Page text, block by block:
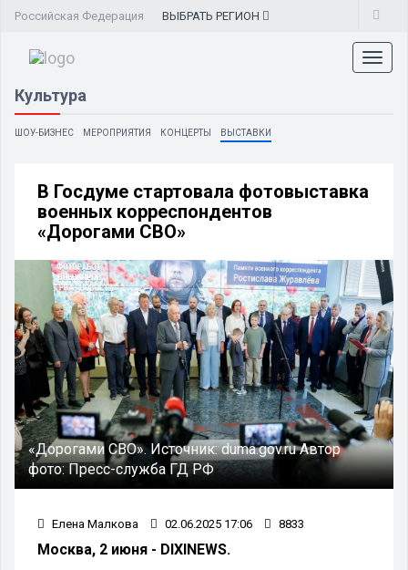
Российская Федерация ВЫБРАТЬ РЕГИОН
Культура
ШОУ-БИЗНЕС МЕРОПРИЯТИЯ КОНЦЕРТЫ ВЫСТАВКИ
В Госдуме стартовала фотовыставка
военных корреспондентов
«Дорогами СВО»
«Дорогами СВО».Источник:duma.gov.ruАвтор
фото:Пресс-служба ГД РФ
Елена Малкова 02.06.2025 17:06 8833
Москва, 2 июня - DIXINEWS.